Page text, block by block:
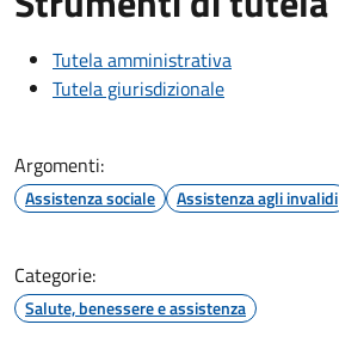
Tutela amministrativa
Tutela giurisdizionale
Argomenti:
Assistenza sociale Assistenza agli invalidi
Categorie:
Salute, benessere e assistenza